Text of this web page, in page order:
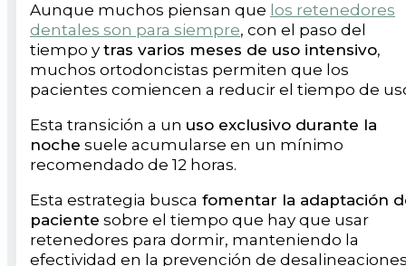
Aunque muchos piensan que los retenedores
dentales son para siempre, con el paso del
tiempo y tras varios meses de uso intensivo,
muchos ortodoncistas permiten que los
pacientes comiencen a reducir el tiempo de
Esta transición a un uso exclusivo durante la
noche suele acumularse en un mínimo
recomendado de 12 horas.
Esta estrategia busca fomentar la adaptación
paciente sobre el tiempo que hay que usar
retenedores para dormir, manteniendo la
efectividad en la prevención de